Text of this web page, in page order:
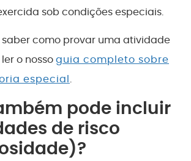
sob condições especiais.
saber como provar uma atividade
o nossoguia completo sobre
especial.
pode incluir
de risco